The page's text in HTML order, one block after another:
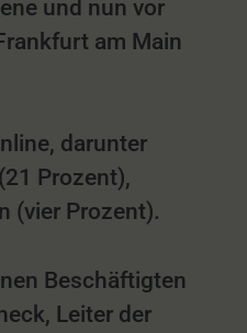
und nun vor
am Main
darunter
Prozent),
(vier Prozent).
Beschäftigten
Leiter der